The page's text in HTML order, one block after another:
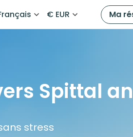
€ EUR Ma
Spittal
stress